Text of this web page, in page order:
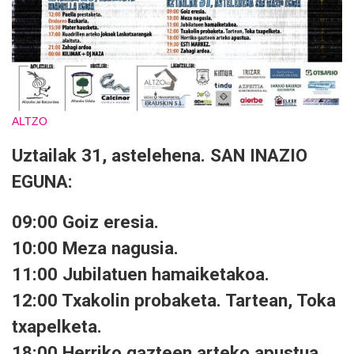
ALTZO
Uztailak 31, astelehena. SAN INAZIO
EGUNA:
09:00 Goiz eresia.
10:00 Meza nagusia.
11:00 Jubilatuen hamaiketakoa.
12:00 Txakolin probaketa. Tartean, Toka
txapelketa.